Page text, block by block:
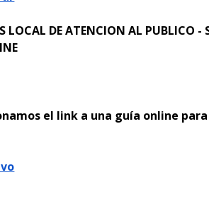
LOCAL DE ATENCION AL PUBLICO -
el link a una guía online